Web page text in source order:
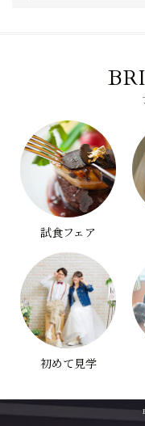
試食フェア
初めて見学